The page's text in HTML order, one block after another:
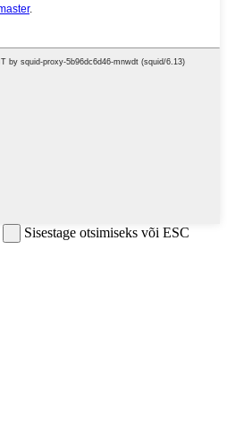
Sisestage otsimiseks või ESC